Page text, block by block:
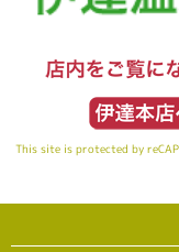
This site is protected by